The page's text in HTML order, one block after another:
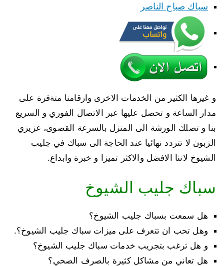
سباك صباح الناصر
و غيرها الكثير من الخدمات الاخرى وارقامنا متةفرة على
مدار الساعة و تحصل عليها عبر الاتصال الفوري و السريع
بنا و تصلك الورشة الى المنزل بالسرعة القصوى، عزيزي
الزبون لا تتردد نهائيا عند الحاجة الى سباك في جليب
الشيوخ لاننا الافضل والاكثر تميزا و خبرة وابداع.
سباك جليب الشيوخ
هل سمعت بسباك جليب الشيوخ؟
وهل تحب ان تتعرف على ميزات سباك جليب الشيوخ؟.
و هل ترغب بتجريب خدمات سباك جليب الشيوخ؟
هل تعاني من مشاكل كثيرة بالصرف الصحي؟